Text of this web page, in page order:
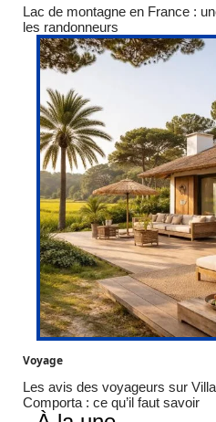
Lac de montagne en France :
les randonneurs
Voyage
Les avis des voyageurs sur
Comporta : ce qu’il faut savoir